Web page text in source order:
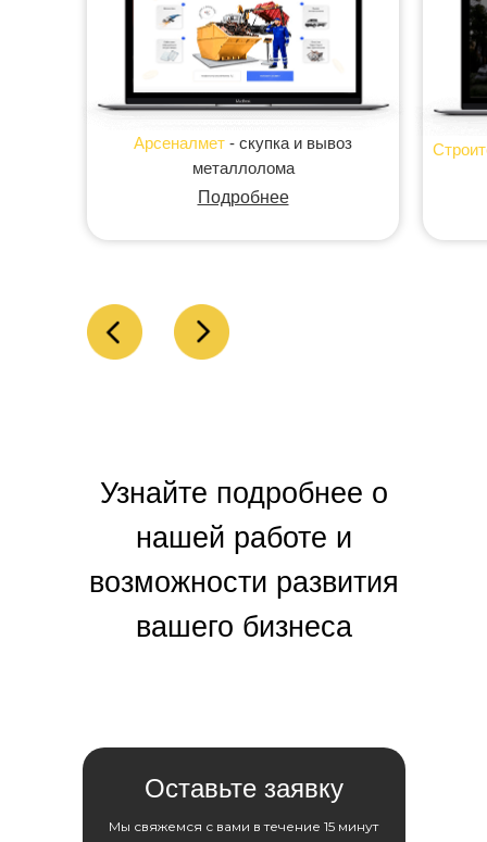
Арсеналмет - скупка и вывоз
металлолома
Подробнее
Узнайте подробнее о
нашей работе и
возможности развития
вашего бизнеса
Оставьте заявку
Мы свяжемся с вами в течение 15 минут